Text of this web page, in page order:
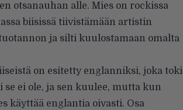
otsanauhan alle. Mies on rockissa
biisissä tiivistämään artistin
ja silti kuulostamaan omalta
on esitetty englanniksi, joka toki
ei ole, ja sen kuulee, mutta kun
käyttää englantia oivasti. Osa